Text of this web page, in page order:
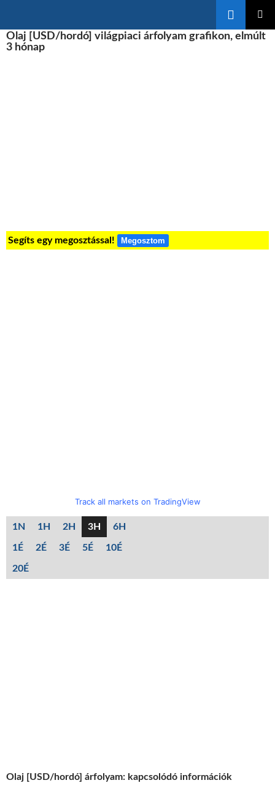
A
TARTALOMBA
Olaj [USD/hordó] világpiaci árfolyam grafikon, elmúlt
3 hónap
Segíts egy megosztással! Megosztom
Track all markets on TradingView
1N 1H 2H 3H 6H
1É 2É 3É 5É 10É
20É
Olaj [USD/hordó] árfolyam: kapcsolódó információk